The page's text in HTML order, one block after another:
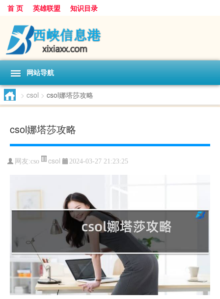
首 页 英雄联盟 知识目录
网站导航
> csol > csol娜塔莎攻略
csol娜塔莎攻略
网友:cso csol 2024-03-27 21:23:25